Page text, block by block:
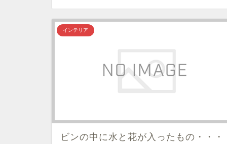
インテリア
ビンの中に水と花が入ったもの・・・